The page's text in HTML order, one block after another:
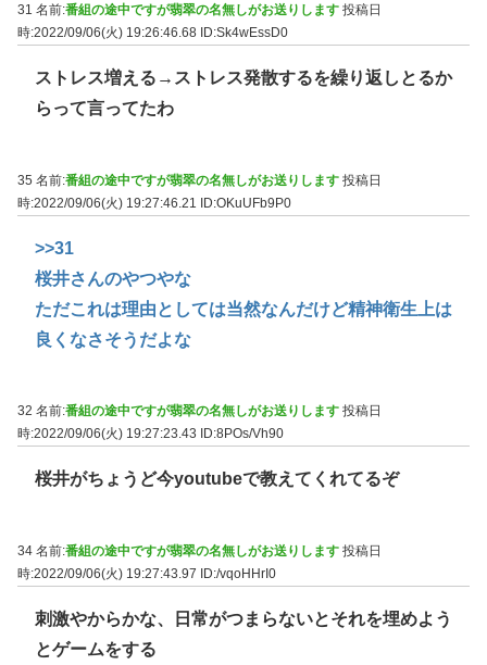
31 名前:番組の途中ですが翡翠の名無しがお送りします 投稿日
時:2022/09/06(火) 19:26:46.68 ID:Sk4wEssD0
ストレス増える→ストレス発散するを繰り返しとるか
らって言ってたわ
35 名前:番組の途中ですが翡翠の名無しがお送りします 投稿日
時:2022/09/06(火) 19:27:46.21 ID:OKuUFb9P0
>>31
桜井さんのやつやな
ただこれは理由としては当然なんだけど精神衛生上は
良くなさそうだよな
32 名前:番組の途中ですが翡翠の名無しがお送りします 投稿日
時:2022/09/06(火) 19:27:23.43
ID:8POs/Vh90
桜井がちょうど今youtubeで教えてくれてるぞ
34 名前:番組の途中ですが翡翠の名無しがお送りします 投稿日
時:2022/09/06(火) 19:27:43.97 ID:/vqoHHrI0
刺激やからかな、日常がつまらないとそれを埋めよう
とゲームをする